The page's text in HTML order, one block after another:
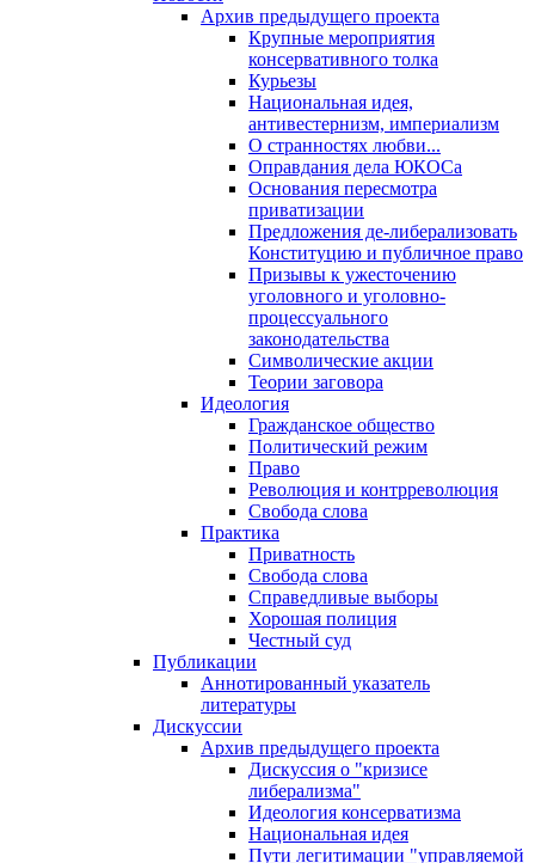
Архив предыдущего проекта
Крупные мероприятия
консервативного толка
Курьезы
Национальная идея,
антивестернизм, империализм
О странностях любви...
Оправдания дела ЮКОСа
Основания пересмотра
приватизации
Предложения де-либерализовать
Конституцию и публичное право
Призывы к ужесточению
уголовного и уголовно-
процессуального
законодательства
Символические акции
Теории заговора
Идеология
Гражданское общество
Политический режим
Право
Революция и контрреволюция
Свобода слова
Практика
Приватность
Свобода слова
Справедливые выборы
Хорошая полиция
Честный суд
Публикации
Аннотированный указатель
литературы
Дискуссии
Архив предыдущего проекта
Дискуссия о "кризисе
либерализма"
Идеология консерватизма
Национальная идея
Пути легитимации "управляемой